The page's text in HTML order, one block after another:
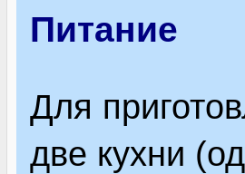
Питание
Для
две кухни